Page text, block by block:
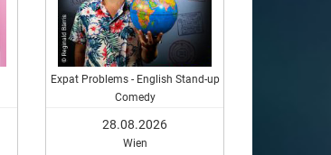
Expat Problems - English Stand-up
Comedy
28.08.2026
Wien